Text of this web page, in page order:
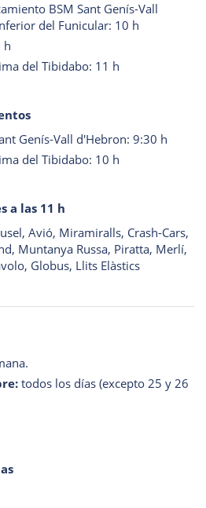
BSM Sant Genís-Vall
del Funicular: 10 h
h
del Tibidabo: 11 h
Genís-Vall d'Hebron: 9:30 h
del Tibidabo: 10 h
a las 11 h
Avió, Miramiralls, Crash-Cars,
Muntanya Russa, Piratta, Merlí,
Globus, Llits Elàstics
todos los días (excepto 25 y 26